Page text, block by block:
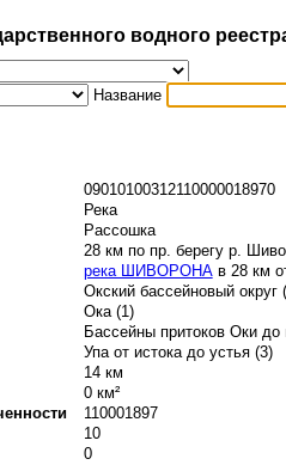
водного
Название
09010100312110000018970
Река
Рассошка
28 км по пр. берегу р.
река ШИВОРОНАв 28 км
Окский бассейновый округ
Ока (1)
Бассейны притоков Оки
Упа от истока до устья (3)
14 км
0 км²
110001897
10
0